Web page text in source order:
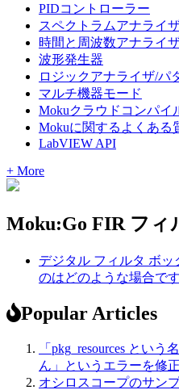
PIDコントローラー
スペクトラムアナライ
時間と周波数アナライ
波形発生器
ロジックアナライザ/パ
マルチ機器モード
Mokuクラウドコンパイ
Mokuに関するよくある
LabVIEW API
+ More
Moku:Go FIR フィ
デジタル フィルタ ボッ
のはどのような場合で
Popular Articles
「pkg_resources とい
ん」というエラーを修正
オシロスコープのサン